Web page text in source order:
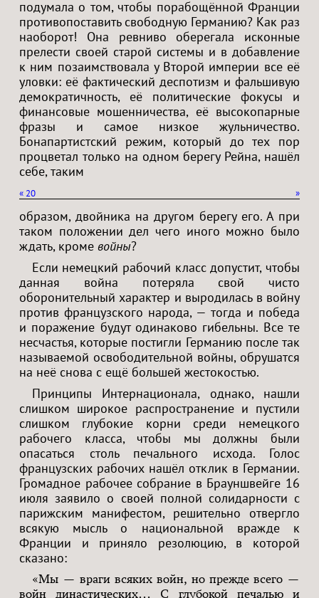
подумала о том, чтобы порабощённой Франции
противопоставить свободную Германию? Как раз
наоборот! Она ревниво оберегала исконные
прелести своей старой системы и в добавление
к ним позаимствовала у Второй империи все её
уловки: её фактический деспотизм и фальшивую
демократичность, её политические фокусы и
финансовые мошенничества, её высокопарные
фразы и самое низкое жульничество.
Бонапартистский режим, который до тех пор
процветал только на одном берегу Рейна, нашёл
себе, таким
« »
20
образом, двойника на другом берегу его. А при
таком положении дел чего иного можно было
ждать, кроме войны?
Если немецкий рабочий класс допустит, чтобы
данная война потеряла свой чисто
оборонительный характер и выродилась в войну
против французского народа, — тогда и победа
и поражение будут одинаково гибельны. Все те
несчастья, которые постигли Германию после так
называемой освободительной войны, обрушатся
на неё снова с ещё большей жестокостью.
Принципы Интернационала, однако, нашли
слишком широкое распространение и пустили
слишком глубокие корни среди немецкого
рабочего класса, чтобы мы должны были
опасаться столь печального исхода. Голос
французских рабочих нашёл отклик в Германии.
Громадное рабочее собрание в Брауншвейге 16
июля заявило о своей полной солидарности с
парижским манифестом, решительно отвергло
всякую мысль о национальной вражде к
Франции и приняло резолюцию, в которой
сказано:
«Мы — враги всяких войн, но прежде всего —
войн династических… С глубокой печалью и